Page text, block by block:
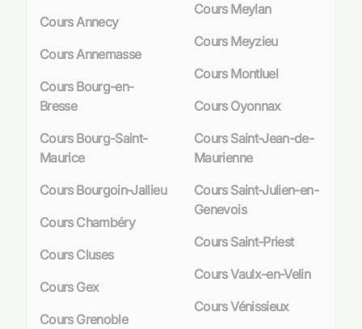
Cours Annecy
Cours Annemasse
Cours Bourg-en-
Bresse
Cours Bourg-Saint-
Maurice
Cours Bourgoin-Jallieu
Cours Chambéry
Cours Cluses
Cours Gex
Cours Grenoble
Cours Meylan
Cours Meyzieu
Cours Montluel
Cours Oyonnax
Cours Saint-Jean-de-
Maurienne
Cours Saint-Julien-en-
Genevois
Cours Saint-Priest
Cours Vaulx-en-Velin
Cours Vénissieux